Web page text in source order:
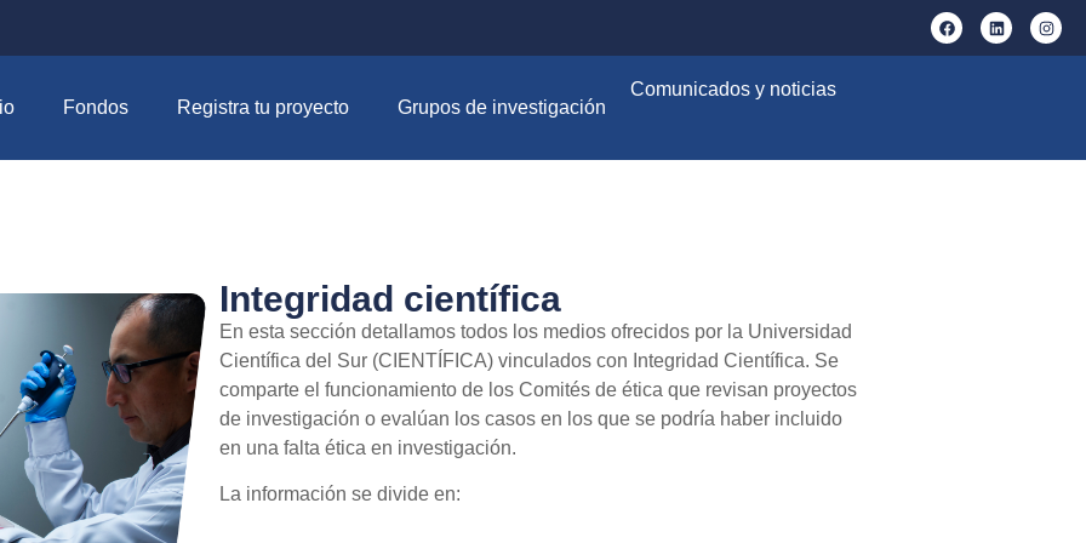
Fondos Registra tu proyecto Grupos de investigación
Comunicados y noticias
Integridad científica
En esta sección detallamos todos los medios ofrecidos por la Universidad
Científica del Sur (CIENTÍFICA) vinculados con Integridad Científica. Se
comparte el funcionamiento de los Comités de ética que revisan proyectos
de investigación o evalúan los casos en los que se podría haber incluido
en una falta ética en investigación.
La información se divide en: